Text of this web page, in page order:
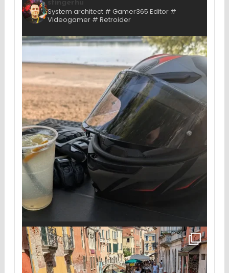
System architect # Gamer365 Editor #
Videogamer # Retroider